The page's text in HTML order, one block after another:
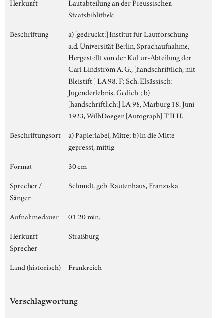
Herkunft
Lautabteilung an der Preussischen
Staatsbiblithek
Beschriftung
a) [gedruckt:] Institut für Lautforschung
a.d. Universität Berlin, Sprachaufnahme,
Hergestellt von der Kultur-Abteilung der
Carl Lindström A. G., [handschriftlich, mit
Bleistift:] LA 98, F: Sch. Elsässisch:
Jugenderlebnis, Gedicht; b)
[handschriftlich:] LA 98, Marburg 18. Juni
1923, WilhDoegen [Autograph] T II H.
Beschriftungsort
a) Papierlabel, Mitte; b) in die Mitte
gepresst, mittig
Format
30 cm
Sprecher /
Sänger
Schmidt, geb. Rautenhaus, Franziska
Aufnahmedauer
01:20 min.
Herkunft
Sprecher
Straßburg
Land (historisch) Frankreich
Verschlagwortung